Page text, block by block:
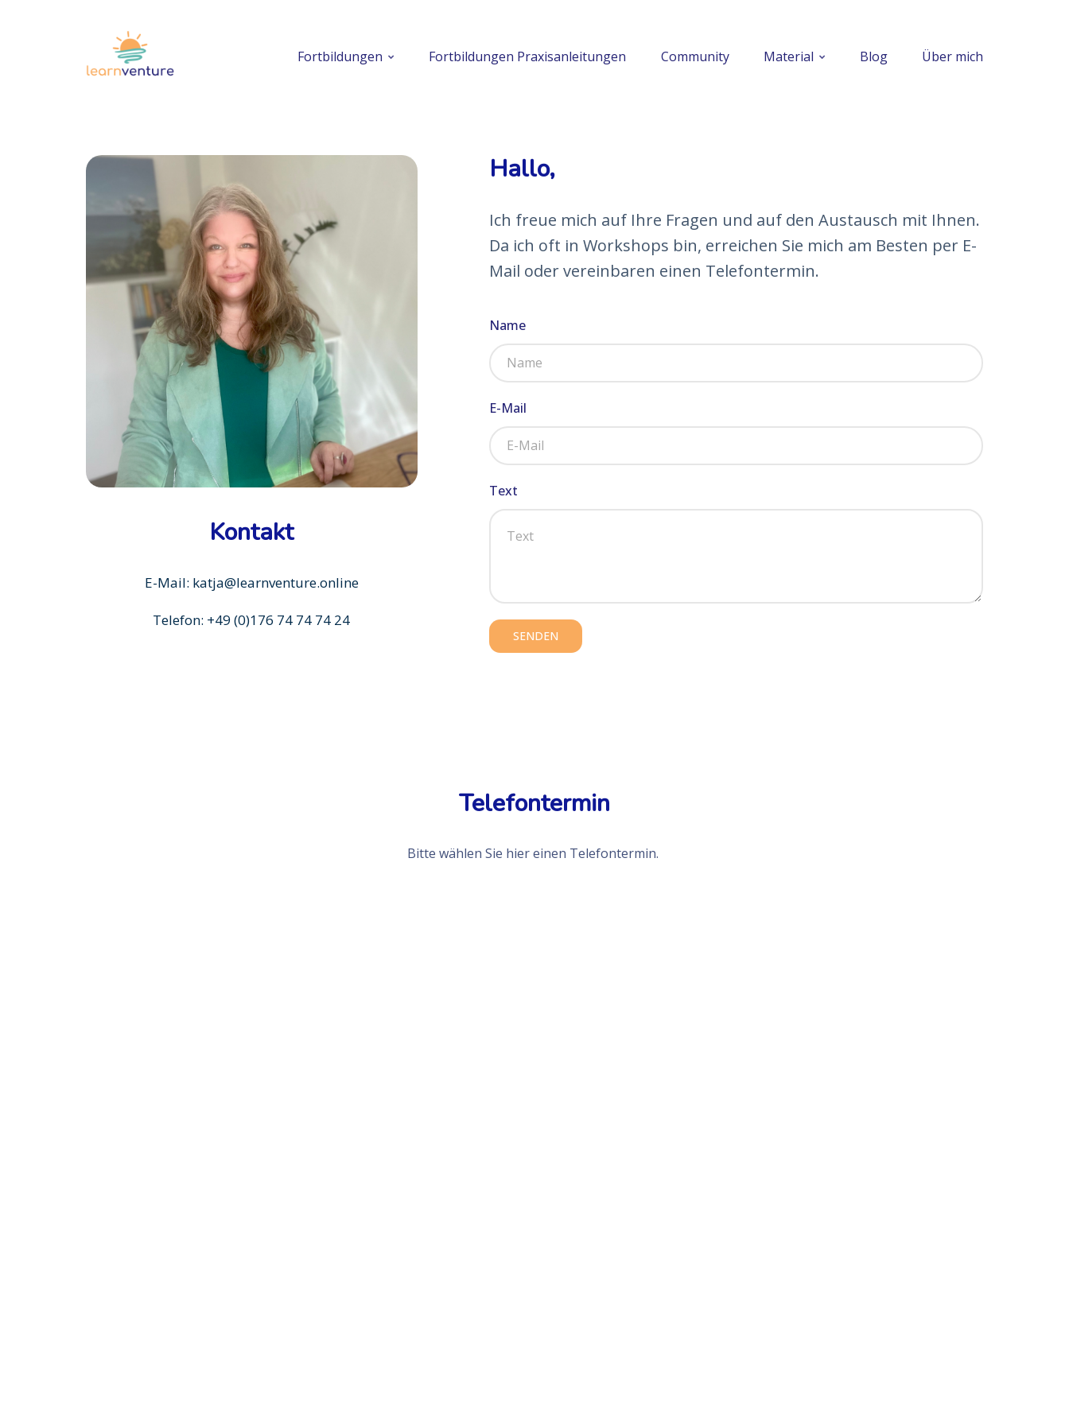
Fortbildungen Fortbildungen Praxisanleitungen Community Material Blog Über mich
KI Skills Lab
Anleitung Unterrichtsplan mit ChatGPT
KI-Handlungsleitlinie
Kontakt
E-Mail: katja@learnventure.online
Telefon: +49 (0)176 74 74 74 24
Hallo,
Ich freue mich auf Ihre Fragen und auf den Austausch mit Ihnen.
Da ich oft in Workshops bin, erreichen Sie mich am Besten per E-
Mail oder vereinbaren einen Telefontermin.
Name
E-Mail
Text
SENDEN
Telefontermin
Bitte wählen Sie hier einen Telefontermin.